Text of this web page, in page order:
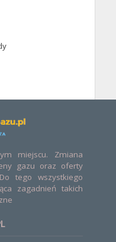
miejscu. Zmiana
gazu oraz oferty
tego wszystkiego
zagadnień takich